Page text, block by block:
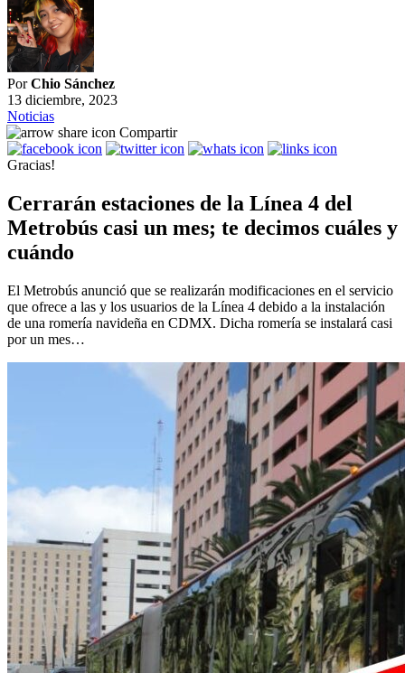
PorChio Sánchez
13 diciembre, 2023
Noticias
Compartir
Gracias!
Cerrarán estaciones de la Línea 4 del
Metrobús casi un mes; te decimos cuáles y
cuándo
El Metrobús anunció que se realizarán modificaciones en el servicio
que ofrece a las y los usuarios de la Línea 4 debido a la instalación
de una romería navideña en CDMX. Dicha romería se instalará casi
por un mes…